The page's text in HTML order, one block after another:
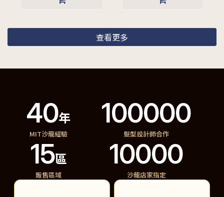
查看更多
40年
MIT沙龍經驗
100000
髮型設計師合作
15區
販售區域
10000
沙龍店家指定